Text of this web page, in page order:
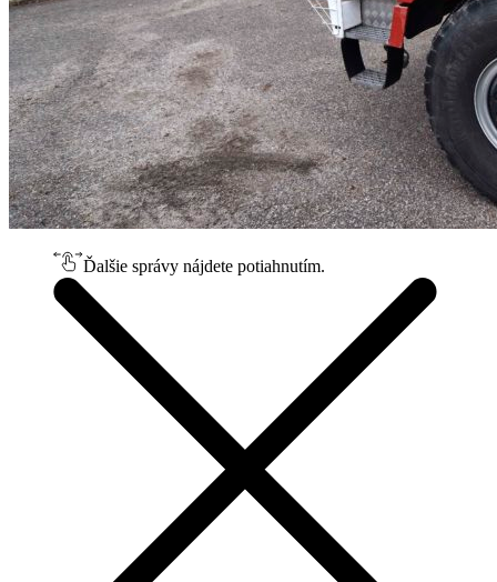
Ďalšie správy nájdete potiahnutím.